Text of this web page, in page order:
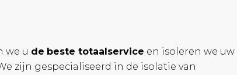
we u de beste totaalservice en isoleren we uw
zijn gespecialiseerd in de isolatie van